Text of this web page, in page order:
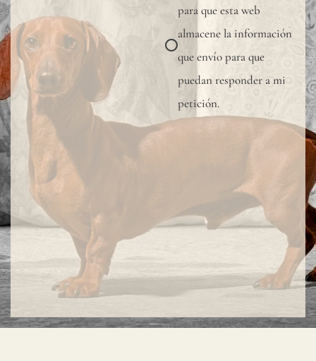
para que esta web
almacene la información
que envío para que
puedan responder a mi
petición.